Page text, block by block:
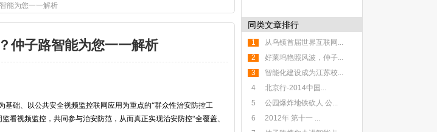
同类文章排行
1
从乌镇首届世界互联网...
2
好莱坞艳照风波，仲子...
3
智能化建设成为江苏校...
4
北京行-2014中国...
5
公园爆炸地铁砍人 公...
6
2012年 第十一 ...
能为您一一解析
仲子路智能为您一一解析
础、以公共安全视频监控联网应用为重点的“群众性治安防控工
看视频监控，共同参与治安防范，从而真正实现治安防控“全覆盖、